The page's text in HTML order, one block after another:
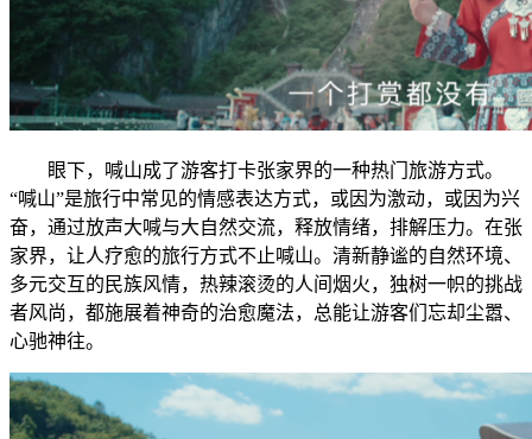
眼下，喊山成了游客打卡张家界的一种热门旅游方式。
“喊山”是旅行中常见的情感表达方式，或因为激动，或因为兴
奋，通过放声大喊与大自然交流，释放情绪，排解压力。在张
家界，让人疗愈的旅行方式不止喊山。清新静谧的自然环境、
多元交互的民族风情，热辣滚烫的人间烟火，独树一帜的挑战
者风尚，都施展着神奇的治愈魔法，总能让游客们忘却尘嚣、
心驰神往。